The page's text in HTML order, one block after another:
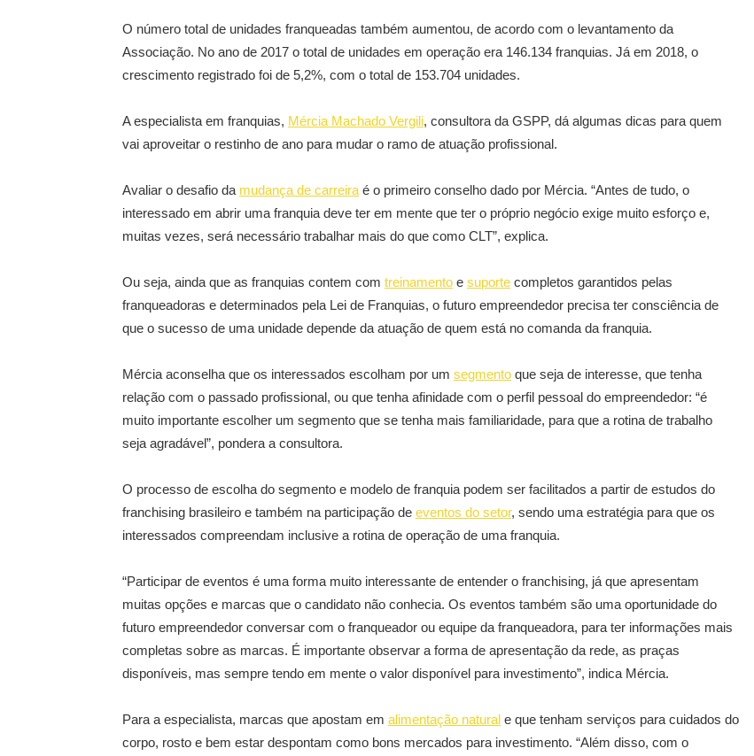
O número total de unidades franqueadas também aumentou, de acordo com o levantamento da
Associação. No ano de 2017 o total de unidades em operação era 146.134 franquias. Já em 2018, o
crescimento registrado foi de 5,2%, com o total de 153.704 unidades.
A especialista em franquias, Mércia Machado Vergili, consultora da GSPP, dá algumas dicas para quem
vai aproveitar o restinho de ano para mudar o ramo de atuação profissional.
Avaliar o desafio da mudança de carreira é o primeiro conselho dado por Mércia. “Antes de tudo, o
interessado em abrir uma franquia deve ter em mente que ter o próprio negócio exige muito esforço e,
muitas vezes, será necessário trabalhar mais do que como CLT”, explica.
Ou seja, ainda que as franquias contem com treinamento e suporte completos garantidos pelas
franqueadoras e determinados pela Lei de Franquias, o futuro empreendedor precisa ter consciência de
que o sucesso de uma unidade depende da atuação de quem está no comanda da franquia.
Mércia aconselha que os interessados escolham por um segmento que seja de interesse, que tenha
relação com o passado profissional, ou que tenha afinidade com o perfil pessoal do empreendedor: “é
muito importante escolher um segmento que se tenha mais familiaridade, para que a rotina de trabalho
seja agradável”, pondera a consultora.
O processo de escolha do segmento e modelo de franquia podem ser facilitados a partir de estudos do
franchising brasileiro e também na participação de eventos do setor, sendo uma estratégia para que os
interessados compreendam inclusive a rotina de operação de uma franquia.
“Participar de eventos é uma forma muito interessante de entender o franchising, já que apresentam
muitas opções e marcas que o candidato não conhecia. Os eventos também são uma oportunidade do
futuro empreendedor conversar com o franqueador ou equipe da franqueadora, para ter informações mais
completas sobre as marcas. É importante observar a forma de apresentação da rede, as praças
disponíveis, mas sempre tendo em mente o valor disponível para investimento”, indica Mércia.
Para a especialista, marcas que apostam em alimentação natural e que tenham serviços para cuidados do
corpo, rosto e bem estar despontam como bons mercados para investimento. “Além disso, com o